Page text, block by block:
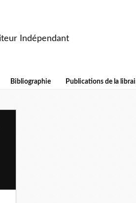
Indépendant
Bibliographie Publications de la